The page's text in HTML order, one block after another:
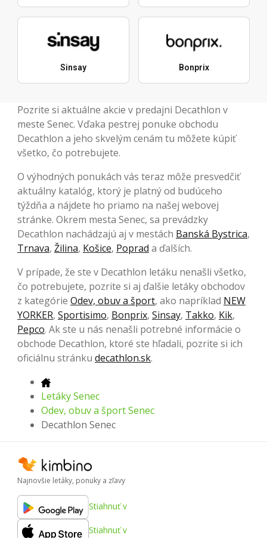
Sinsay Bonprix
Pozrite si aktuálne akcie v predajni Decathlon v
meste Senec. Vďaka pestrej ponuke obchodu
Decathlon a jeho skvelým cenám tu môžete kúpiť
všetko, čo potrebujete.
O výhodných ponukách vás teraz môže presvedčiť
aktuálny katalóg, ktorý je platný od budúceho
týždňa a nájdete ho priamo na našej webovej
stránke. Okrem mesta Senec, sa prevádzky
Decathlon nachádzajú aj v mestách Banská Bystrica,
Trnava, Žilina, Košice, Poprad a ďalších.
V prípade, že ste v Decathlon letáku nenašli všetko,
čo potrebujete, pozrite si aj ďalšie letáky obchodov
z kategórie Odev, obuv a šport, ako napríklad NEW
YORKER, Sportisimo, Bonprix, Sinsay, Takko, Kik,
Pepco. Ak ste u nás nenašli potrebné informácie o
obchode Decathlon, ktoré ste hľadali, pozrite si ich
oficiálnu stránku decathlon.sk.
Letáky Senec
Odev, obuv a šport Senec
Decathlon Senec
Najnovšie letáky, ponuky a zľavy
Stiahnuť v
Stiahnuť v